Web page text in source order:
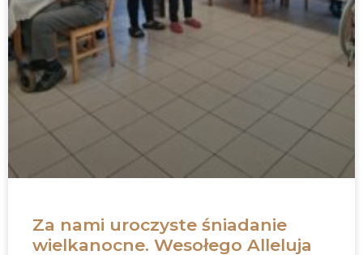
Za nami uroczyste śniadanie
wielkanocne. Wesołego Alleluja